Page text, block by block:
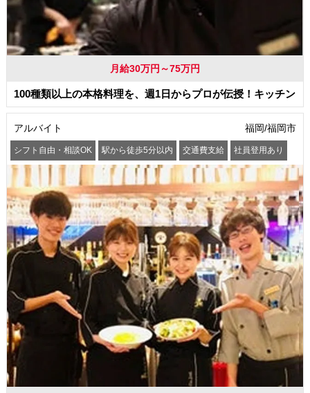
月給30万円～75万円
100種類以上の本格料理を、週1日からプロが伝授！キッチン
アルバイト 福岡/福岡市
シフト自由・相談OK 駅から徒歩5分以内 交通費支給 社員登用あり